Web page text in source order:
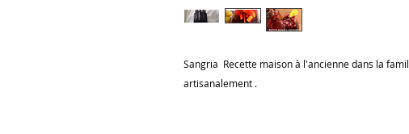
Sangria Recette maison à l'ancienne dans la
artisanalement .